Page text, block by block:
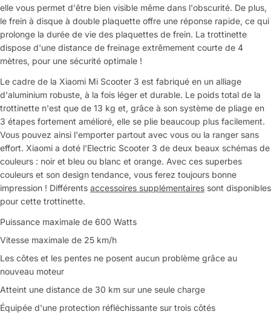
elle vous permet d'être bien visible même dans l'obscurité. De plus,
le frein à disque à double plaquette offre une réponse rapide, ce qui
prolonge la durée de vie des plaquettes de frein. La trottinette
dispose d'une distance de freinage extrêmement courte de 4
mètres, pour une sécurité optimale !
Le cadre de la Xiaomi Mi Scooter 3 est fabriqué en un alliage
d'aluminium robuste, à la fois léger et durable. Le poids total de la
trottinette n'est que de 13 kg et, grâce à son système de pliage en
3 étapes fortement amélioré, elle se plie beaucoup plus facilement.
Vous pouvez ainsi l'emporter partout avec vous ou la ranger sans
effort. Xiaomi a doté l'Electric Scooter 3 de deux beaux schémas de
couleurs : noir et bleu ou blanc et orange. Avec ces superbes
couleurs et son design tendance, vous ferez toujours bonne
impression ! Différents accessoires supplémentaires sont disponibles
pour cette trottinette.
Puissance maximale de 600 Watts
Vitesse maximale de 25 km/h
Les côtes et les pentes ne posent aucun problème grâce au
nouveau moteur
Atteint une distance de 30 km sur une seule charge
Équipée d'une protection réfléchissante sur trois côtés
Poser une question